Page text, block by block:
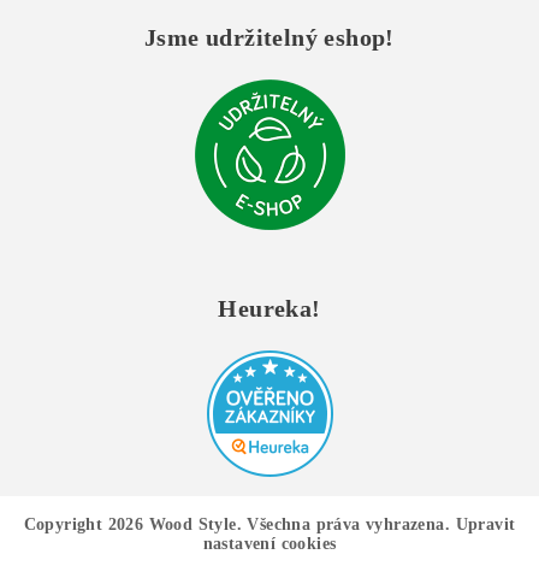
Jsme udržitelný eshop!
Heureka!
Copyright 2026 Wood Style. Všechna práva vyhrazena. Upravit
nastavení cookies